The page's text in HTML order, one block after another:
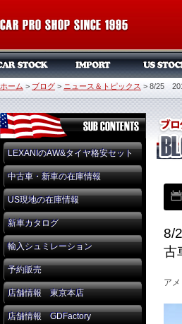
ホーム > ブログ > ニュース＆トピックス > 8/25
LEXANIのAW&タイヤ格安セット
中古車・新車の在庫情報
US現地の在庫情報
新車カタログ
輸入シュミレーション
予約販売
店舗情報 東京本店
店舗情報 GDFactory
8/
古
ア